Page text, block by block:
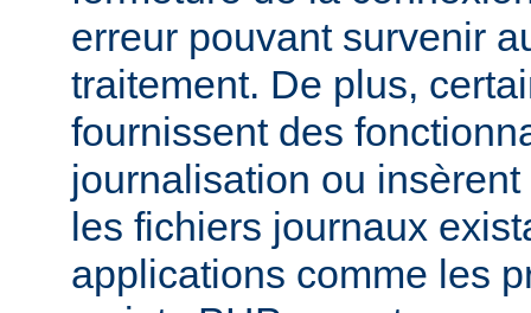
erreur pouvant survenir
traitement. De plus,
fournissent des
journalisation ou
les fichiers journaux
applications comme les